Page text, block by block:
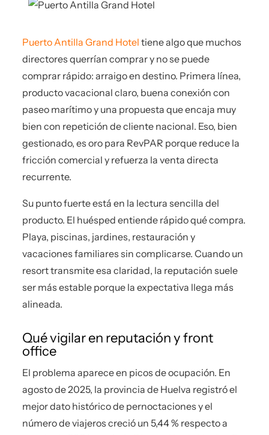
Puerto Antilla Grand Hotel tiene algo que muchos
directores querrían comprar y no se puede
comprar rápido: arraigo en destino. Primera línea,
producto vacacional claro, buena conexión con
paseo marítimo y una propuesta que encaja muy
bien con repetición de cliente nacional. Eso, bien
gestionado, es oro para RevPAR porque reduce la
fricción comercial y refuerza la venta directa
recurrente.
Su punto fuerte está en la lectura sencilla del
producto. El huésped entiende rápido qué compra.
Playa, piscinas, jardines, restauración y
vacaciones familiares sin complicarse. Cuando un
resort transmite esa claridad, la reputación suele
ser más estable porque la expectativa llega más
alineada.
Qué vigilar en reputación y front
office
El problema aparece en picos de ocupación. En
agosto de 2025, la provincia de Huelva registró el
mejor dato histórico de pernoctaciones y el
número de viajeros creció un 5,44 % respecto a